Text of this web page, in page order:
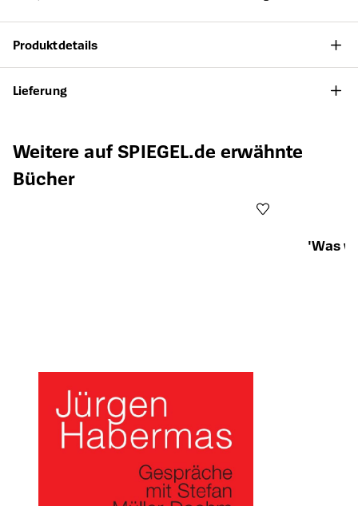
Produktdetails
Lieferung
Produktgalerie überspringen
Weitere auf SPIEGEL.de erwähnte
Bücher
'Was